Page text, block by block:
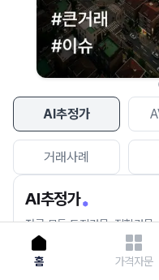
AI추정가
거래사례
AI추정가
전국 모든 토지건물, 집합건물
세요.
홈 가격자문